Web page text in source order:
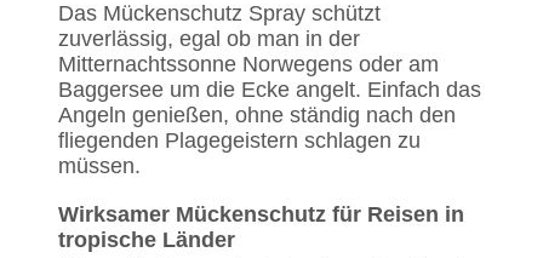
Das Mückenschutz Spray schützt
zuverlässig, egal ob man in der
Mitternachtssonne Norwegens oder am
Baggersee um die Ecke angelt. Einfach das
Angeln genießen, ohne ständig nach den
fliegenden Plagegeistern schlagen zu
müssen.
Wirksamer Mückenschutz für Reisen in
tropische Länder